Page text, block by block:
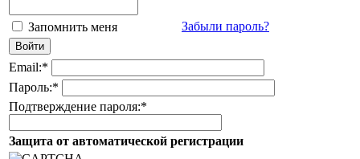
Запомнить меня Забыли пароль?
Email:*
Пароль:*
Подтверждение пароля:*
Защита от автоматической регистрации